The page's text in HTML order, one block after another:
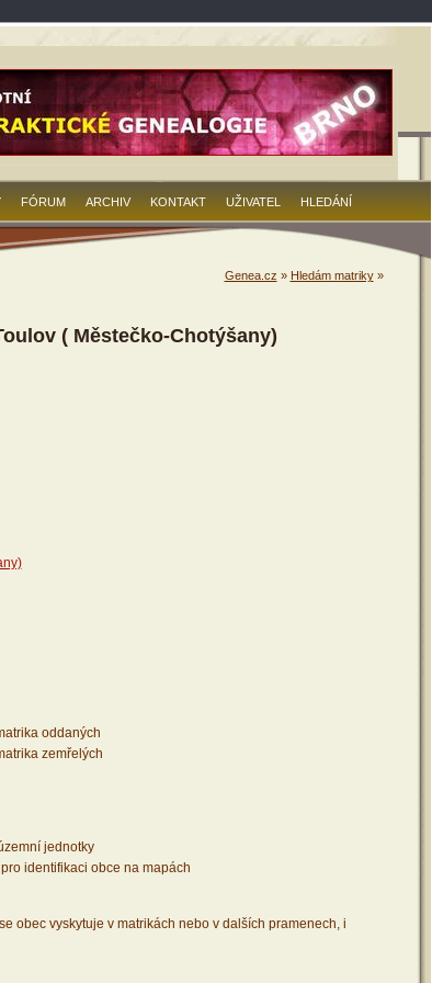
FÓRUM ARCHIV KONTAKT UŽIVATEL HLEDÁNÍ
Genea.cz » Hledám matriky»
( Městečko-Chotýšany)
oddaných
zemřelých
jednotky
identifikaci obce na mapách
obec vyskytuje v matrikách nebo v dalších pramenech, i